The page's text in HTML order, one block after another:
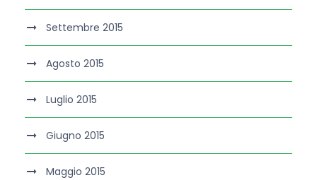
Settembre 2015
Agosto 2015
Luglio 2015
Giugno 2015
Maggio 2015